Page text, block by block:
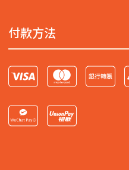
付款方法